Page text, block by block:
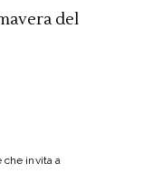
del
che invita a